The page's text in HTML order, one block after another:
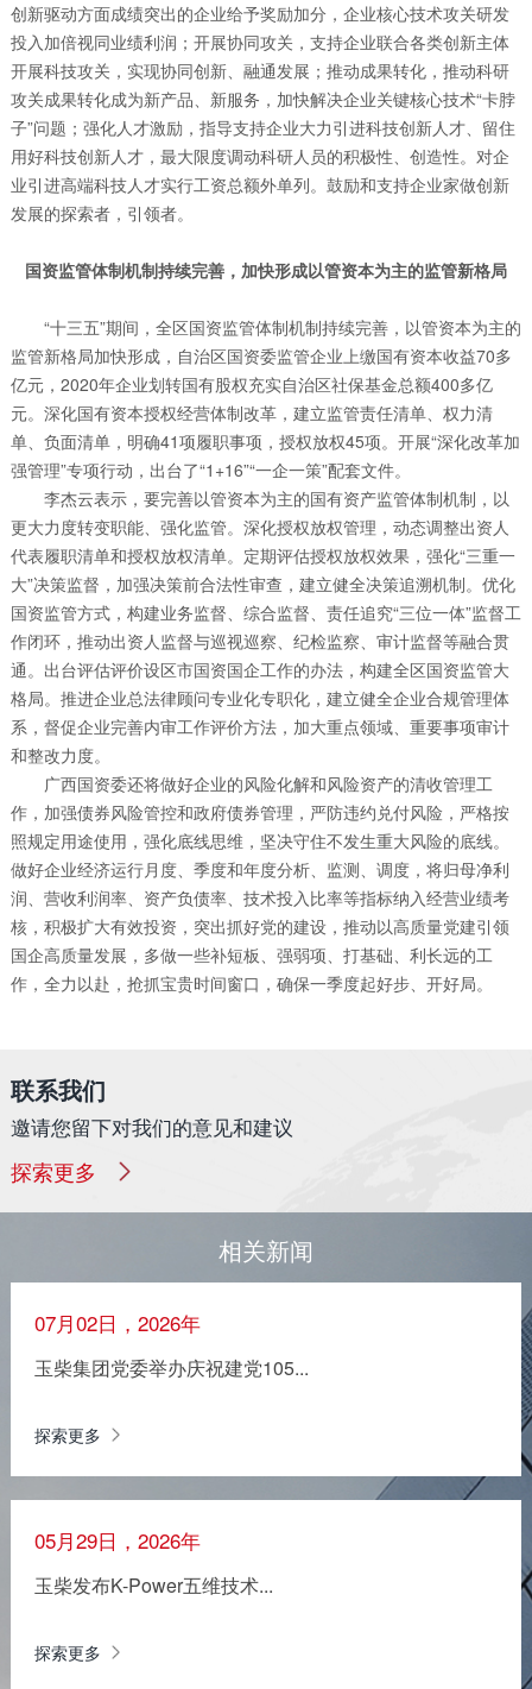
创新驱动方面成绩突出的企业给予奖励加分，企业核心技术攻关研发
投入加倍视同业绩利润；开展协同攻关，支持企业联合各类创新主体
开展科技攻关，实现协同创新、融通发展；推动成果转化，推动科研
攻关成果转化成为新产品、新服务，加快解决企业关键核心技术“卡脖
子”问题；强化人才激励，指导支持企业大力引进科技创新人才、留住
用好科技创新人才，最大限度调动科研人员的积极性、创造性。对企
业引进高端科技人才实行工资总额外单列。鼓励和支持企业家做创新
发展的探索者，引领者。
国资监管体制机制持续完善，加快形成以管资本为主的监管新格局
“十三五”期间，全区国资监管体制机制持续完善，以管资本为主的
监管新格局加快形成，自治区国资委监管企业上缴国有资本收益70多
亿元，2020年企业划转国有股权充实自治区社保基金总额400多亿
元。深化国有资本授权经营体制改革，建立监管责任清单、权力清
单、负面清单，明确41项履职事项，授权放权45项。开展“深化改革加
强管理”专项行动，出台了“1+16”“一企一策”配套文件。
李杰云表示，要完善以管资本为主的国有资产监管体制机制，以
更大力度转变职能、强化监管。深化授权放权管理，动态调整出资人
代表履职清单和授权放权清单。定期评估授权放权效果，强化“三重一
大”决策监督，加强决策前合法性审查，建立健全决策追溯机制。优化
国资监管方式，构建业务监督、综合监督、责任追究“三位一体”监督工
作闭环，推动出资人监督与巡视巡察、纪检监察、审计监督等融合贯
通。出台评估评价设区市国资国企工作的办法，构建全区国资监管大
格局。推进企业总法律顾问专业化专职化，建立健全企业合规管理体
系，督促企业完善内审工作评价方法，加大重点领域、重要事项审计
和整改力度。
广西国资委还将做好企业的风险化解和风险资产的清收管理工
作，加强债券风险管控和政府债券管理，严防违约兑付风险，严格按
照规定用途使用，强化底线思维，坚决守住不发生重大风险的底线。
做好企业经济运行月度、季度和年度分析、监测、调度，将归母净利
润、营收利润率、资产负债率、技术投入比率等指标纳入经营业绩考
核，积极扩大有效投资，突出抓好党的建设，推动以高质量党建引领
国企高质量发展，多做一些补短板、强弱项、打基础、利长远的工
作，全力以赴，抢抓宝贵时间窗口，确保一季度起好步、开好局。
联系我们
邀请您留下对我们的意见和建议
探索更多
相关新闻
07月02日，2026年
玉柴集团党委举办庆祝建党105...
探索更多
05月29日，2026年
玉柴发布K-Power五维技术...
探索更多